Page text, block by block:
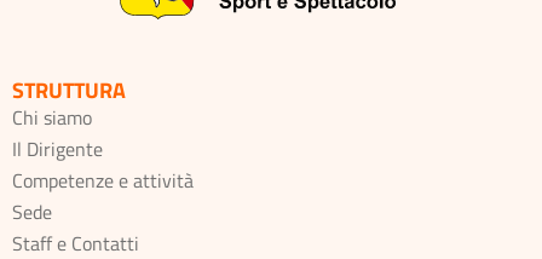
STRUTTURA
Chi siamo
Il Dirigente
Competenze e attività
Sede
Staff e Contatti